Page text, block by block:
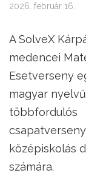
2026. február 16.
A SolveX
medencei
Esetverseny
magyar
többfordulós
csapatverseny
középiskolás
számára.